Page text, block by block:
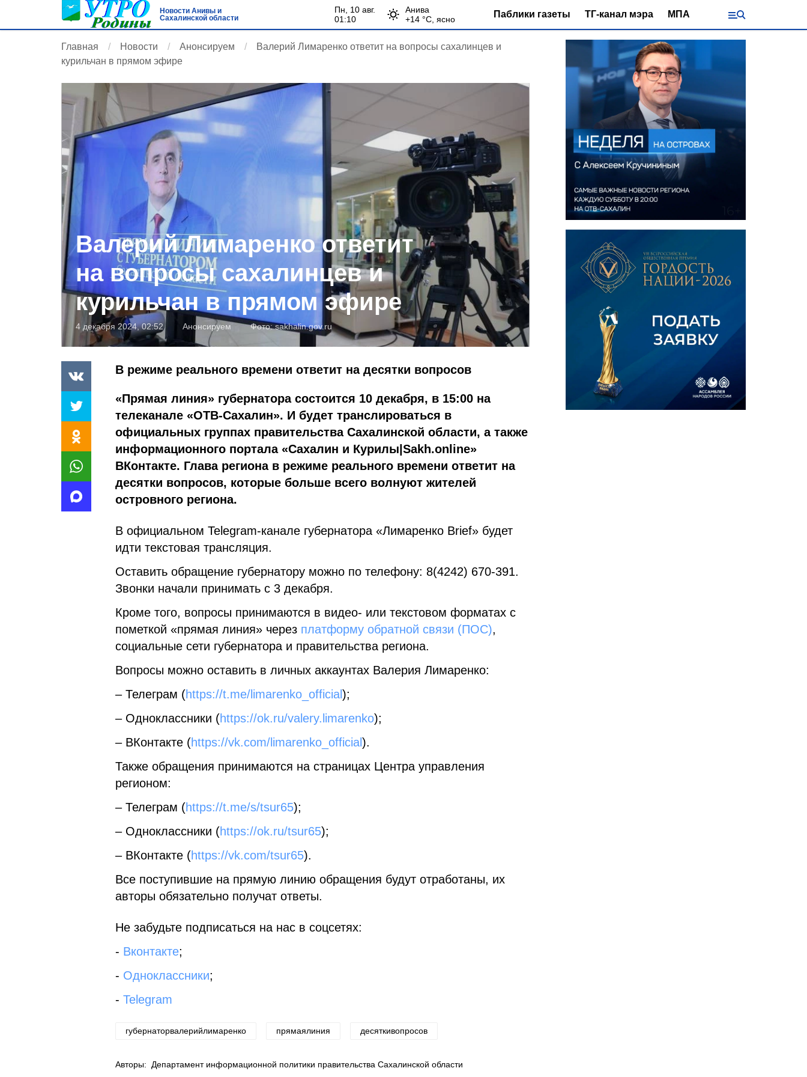
Новости Анивы и
Сахалинской области
пн, 10 авг.
01:10
Анива
+14 °С, ясно Паблики газеты ТГ-канал мэра МПА
Главная Новости Анонсируем
Валерий Лимаренко ответит на вопросы сахалинцев и
курильчан в прямом эфире
Валерий Лимаренко ответит
на вопросы сахалинцев и
курильчан в прямом эфире
4 декабря 2024, 02:52 Анонсируем Фото:sakhalin.gov.ru
В режиме реального времени ответит на десятки вопросов
«Прямая линия» губернатора состоится 10 декабря, в 15:00 на
телеканале «ОТВ-Сахалин». И будет транслироваться в
официальных группах правительства Сахалинской области, а также
информационного портала «Сахалин и Курилы|Sakh.online»
ВКонтакте. Глава региона в режиме реального времени ответит на
десятки вопросов, которые больше всего волнуют жителей
островного региона.
В официальном Telegram-канале губернатора «Лимаренко Brief» будет
идти текстовая трансляция.
Оставить обращение губернатору можно по телефону: 8(4242) 670-391.
Звонки начали принимать с 3 декабря.
Кроме того, вопросы принимаются в видео- или текстовом форматах с
пометкой «прямая линия» через платформу обратной связи (ПОС),
социальные сети губернатора и правительства региона.
Вопросы можно оставить в личных аккаунтах Валерия Лимаренко:
– Телеграм (https://t.me/limarenko_official);
– Одноклассники (https://ok.ru/valery.limarenko);
– ВКонтакте (https://vk.com/limarenko_official).
Также обращения принимаются на страницах Центра управления
регионом:
– Телеграм (https://t.me/s/tsur65);
– Одноклассники (https://ok.ru/tsur65);
– ВКонтакте (https://vk.com/tsur65).
Все поступившие на прямую линию обращения будут отработаны, их
авторы обязательно получат ответы.
Не забудьте подписаться на нас в соцсетях:
- Вконтакте;
- Одноклассники;
- Telegram
губернаторвалерийлимаренко прямаялиния десяткивопросов
Авторы: Департамент информационной политики правительства Сахалинской области